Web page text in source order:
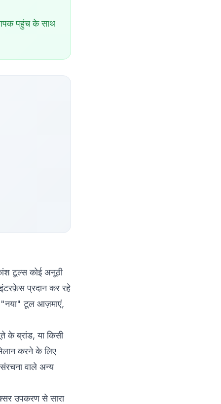
पहुंच के साथ
टूल्स कोई अनूठी
प्रदान कर रहे
"नया" टूल आज़माएं,
के ब्रांड, या किसी
करने के लिए
वाले अन्य
उपकरण से सारा